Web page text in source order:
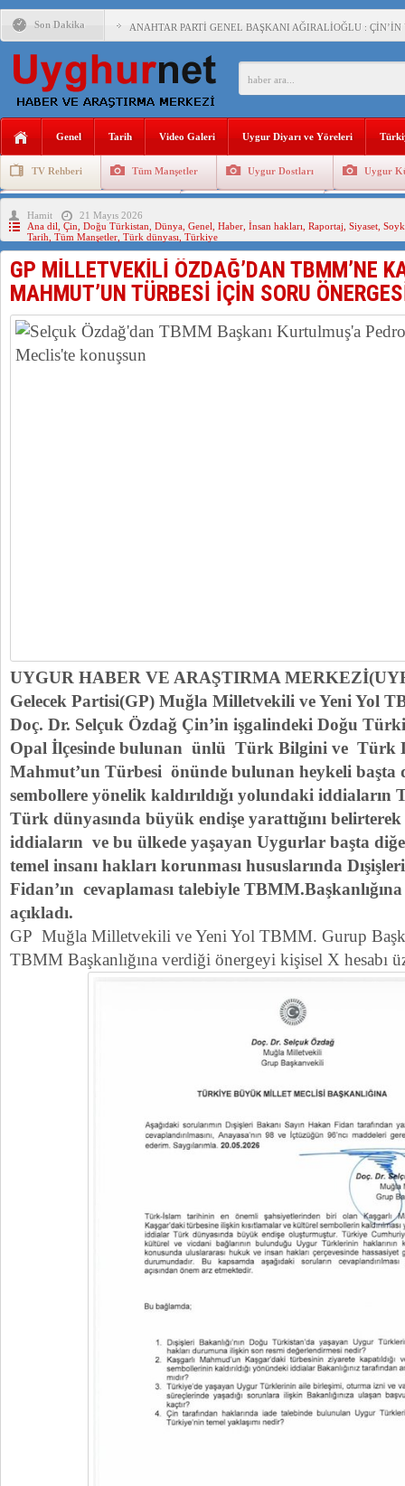
Son Dakika ANAHTAR PARTİ GENEL BAŞKANI AĞIRALİOĞLU :
ÇİN’İN DOĞU TÜRKİSTAN’DAKİ UYGULAMALARI
150 YILDIR KAYNAYAN YARAMIZ : ÇİN İŞGALİNDEKİ
ÇİN’İN UYGUR POLİTİKALARINI ÖVEN DİYANET
ÇİN’İN ANKARA BÜYÜKELÇİSİ JİANG’İN TRABZON
İŞGALCİ ÇİN’DEN “FETİHLER SULTANI
SAADET PARTİSİ İLÇE BAŞKANI : TEMMUZ AYI,DOĞU
Genel Tarih Video Galeri Uygur Diyarı ve Yöreleri
TV Rehberi Tüm Manşetler Uygur Dostları Uygur
Uygurlarda Düğün ve Cenaze
Hamit
21 Mayıs 2026
Ana dil Çin Doğu Türkistan Dünya Genel Haber İnsan hakları Raportaj Siyaset
Tarih Tüm Manşetler Türk dünyası Türkiye
GP MİLLETVEKİLİ ÖZDAĞ’DAN TBMM’NE
MAHMUT’UN TÜRBESİ İÇİN SORU
UYGUR HABER VE ARAŞTIRMA
Gelecek Partisi(GP) Muğla Milletvekili ve Yeni Yol
Doç. Dr. Selçuk Özdağ Çin’in işgalindeki Doğu
Opal İlçesinde bulunan ünlü Türk Bilgini ve Türk
Mahmut’un Türbesi önünde bulunan heykeli başta
sembollere yönelik kaldırıldığı yolundaki
Türk dünyasında büyük endişe yarattığını
iddiaların ve bu ülkede yaşayan Uygurlar başta
temel insanı hakları korunması hususlarında
Fidan’ın cevaplaması talebiyle
açıkladı.
GP Muğla Milletvekili ve Yeni Yol TBMM. Gurup
TBMM Başkanlığına verdiği önergeyi kişisel X hesabı